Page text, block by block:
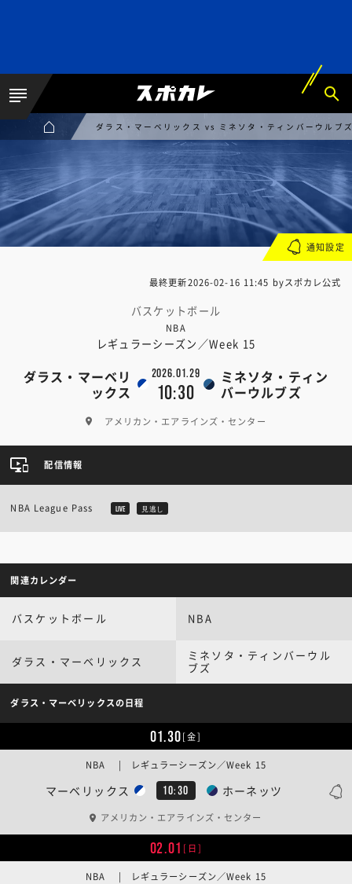
ダラス・マーベリックス vs ミネソタ・ティンバーウルブ
最終更新2026-02-16 11:45 byスポカレ公式
バスケットボール
NBA
レギュラーシーズン／Week 15
ダラス・マーベリ
ックス
2026.01.29
10:30
ミネソタ・ティン
バーウルブズ
アメリカン・エアラインズ・センター
通知設定
配信情報
NBA League Pass LIVE 見逃し
関連カレンダー
バスケットボール NBA
ダラス・マーベリックス
ミネソタ・ティンバーウル
ブズ
ダラス・マーベリックスの日程
01.30[金]
マーベリックス 10:30 ホーネッツ
NBA | レギュラーシーズン／Week 15
アメリカン・エアラインズ・センター
02.01 [日]
NBA | レギュラーシーズン／Week 15